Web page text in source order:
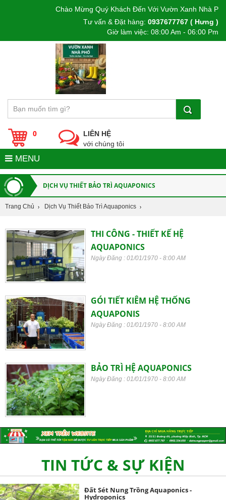
Chào Mừng Quý Khách Đến Với Vườn Xanh Nhà Phố
Tư vấn & Đặt hàng: 0937677767 ( Hưng )
Giờ làm việc: 08:00 Am - 06:00 Pm
0
LIÊN HỆ
với chúng tôi
MENU
DỊCH VỤ THIẾT BẢO TRÌ AQUAPONICS
Trang Chủ Dịch Vụ Thiết Bảo Trì Aquaponics
THI CÔNG - THIẾT KẾ HỆ
AQUAPONICS
Ngày Đăng : 01/01/1970 - 8:00 AM
GÓI TIẾT KIÊM HỆ THỐNG
AQUAPONIS
Ngày Đăng : 01/01/1970 - 8:00 AM
BẢO TRÌ HỆ AQUAPONICS
Ngày Đăng : 01/01/1970 - 8:00 AM
TIN TỨC & SỰ KIỆN
Đất Sét Nung Popper Là Gì Và Vì Sao Nên
Chọn ?
Đất Sét Nung Trồng Aquaponics -
Hydroponics